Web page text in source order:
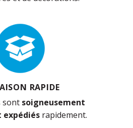
RAPIDE
sont soigneusement
expédiés rapidement.